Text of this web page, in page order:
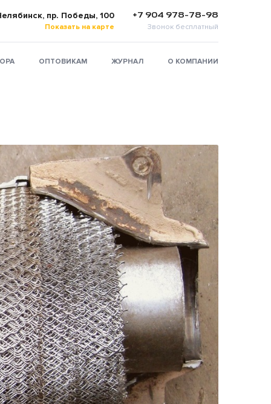
пр. Победы, 100
Показать на карте
+7 904 978-78-98
Звонок бесплатный
ОПТОВИКАМ ЖУРНАЛ О КОМПАНИИ